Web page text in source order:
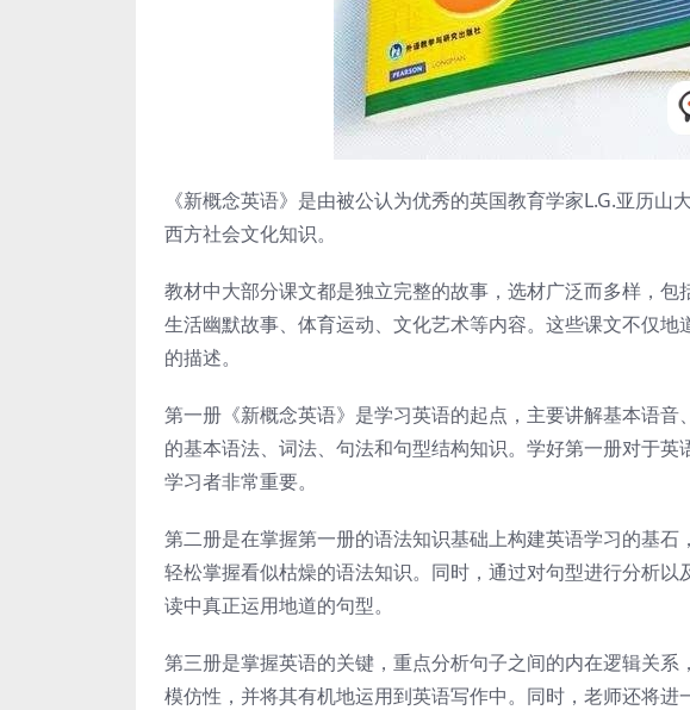
《新概念英语》是由被公认为优秀的英国教育学家L.G.亚历
西方社会文化知识。
教材中大部分课文都是独立完整的故事，选材广泛而多样，
生活幽默故事、体育运动、文化艺术等内容。这些课文不仅
的描述。
第一册《新概念英语》是学习英语的起点，主要讲解基本语
的基本语法、词法、句法和句型结构知识。学好第一册对于
学习者非常重要。
第二册是在掌握第一册的语法知识基础上构建英语学习的基
轻松掌握看似枯燥的语法知识。同时，通过对句型进行分析
读中真正运用地道的句型。
第三册是掌握英语的关键，重点分析句子之间的内在逻辑关
模仿性，并将其有机地运用到英语写作中。同时，老师还将进